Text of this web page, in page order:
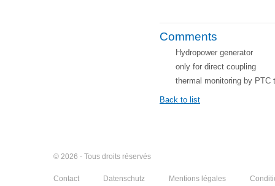
Comments
Hydropower generator
only for direct coupling
thermal monitoring by PTC
Back to list
© 2026 - Tous droits réservés
Contact Datenschutz Mentions légales